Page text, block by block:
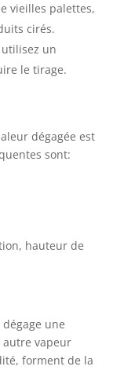
vieilles palettes,
cirés.
un
le tirage.
dégagée est
sont:
hauteur de
une
vapeur
forment de la